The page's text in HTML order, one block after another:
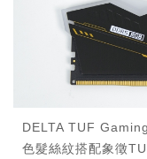
DELTA TUF
色髮絲紋搭配象徵